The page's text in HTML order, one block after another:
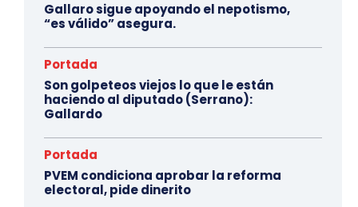
Gallaro sigue apoyando el nepotismo,
“es válido” asegura.
Portada
Son golpeteos viejos lo que le están
haciendo al diputado (Serrano):
Gallardo
Portada
PVEM condiciona aprobar la reforma
electoral, pide dinerito